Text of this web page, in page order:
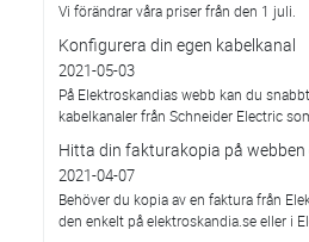
Vi förändrar våra priser från den 1 juli.
Konfigurera din egen kabelkanal
2021-05-03
På Elektroskandias webb kan du
kabelkanaler från Schneider Electric
Hitta din fakturakopia på webben
2021-04-07
Behöver du kopia av en faktura från
den enkelt på elektroskandia.se eller i